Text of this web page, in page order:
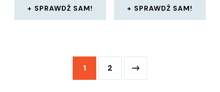
SPRAWDŹ SAM! SPRAWDŹ SAM!
1 2